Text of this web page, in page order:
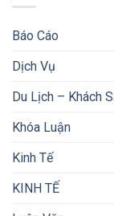
Báo Cáo
Dịch Vụ
Du Lịch – Khách
Khóa Luận
Kinh Tế
KINH TẾ